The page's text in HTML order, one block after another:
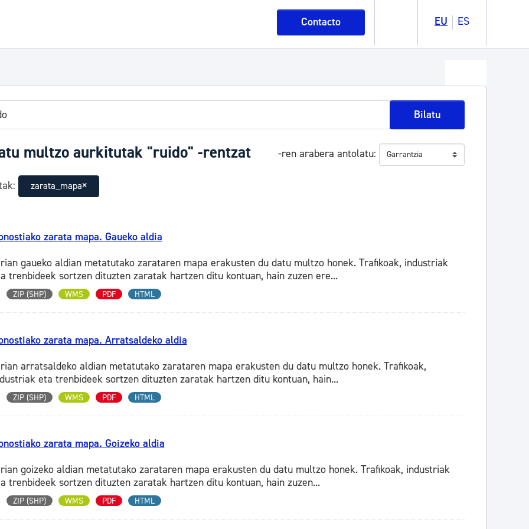
Contacto
EU ES
Bilatu
-ren arabera antolatu
multzo aurkitutak "ruido" -rentzat
zarata_mapa
zarata mapa. Gaueko aldia
gaueko aldian metatutako zarataren mapa erakusten du datu multzo honek. Trafikoak, industriak
trenbideek sortzen dituzten zaratak hartzen ditu kontuan, hain zuzen ere...
ZIP (SHP) WMS PDF HTML
zarata mapa. Arratsaldeko aldia
arratsaldeko aldian metatutako zarataren mapa erakusten du datu multzo honek. Trafikoak,
eta trenbideek sortzen dituzten zaratak hartzen ditu kontuan, hain...
ZIP (SHP) WMS PDF HTML
zarata mapa. Goizeko aldia
goizeko aldian metatutako zarataren mapa erakusten du datu multzo honek. Trafikoak, industriak
trenbideek sortzen dituzten zaratak hartzen ditu kontuan, hain zuzen...
ZIP (SHP) WMS PDF HTML